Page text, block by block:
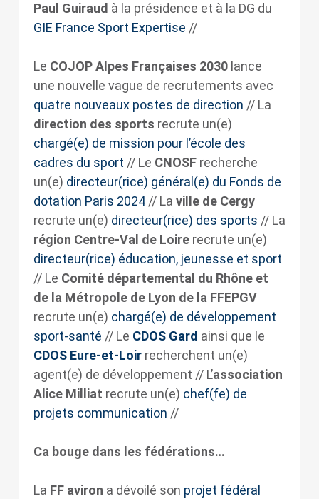
Paul Guiraud à la présidence et à la DG du
GIE France Sport Expertise //
Le COJOP Alpes Françaises 2030lance
une nouvelle vague de recrutements avec
quatre nouveaux postes de direction // La
direction des sports recrute un(e)
chargé(e) de mission pour l’école des
cadres du sport // Le CNOSFrecherche
un(e) directeur(rice) général(e) du Fonds de
dotation Paris 2024// La ville de Cergy
recrute un(e) directeur(rice) des sports // La
région Centre-Val de Loirerecrute un(e)
directeur(rice) éducation, jeunesse et sport
// Le Comité départemental du Rhône et
de la Métropole de Lyon de la FFEPGV
recrute un(e) chargé(e) de développement
sport-santé // Le CDOS Gard ainsi que le
CDOS Eure-et-Loirrecherchent un(e)
agent(e) de développement // L’association
Alice Milliat recrute un(e) chef(fe) de
projets communication //
Ca bouge dans les fédérations…
La FF aviron a dévoilé son projet fédéral